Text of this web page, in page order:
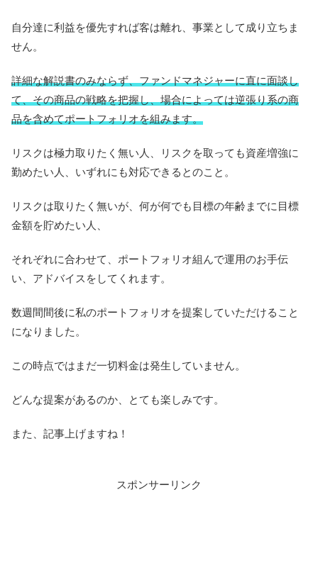
自分達に利益を優先すれば客は離れ、事業として成り立ちま
せん。
詳細な解説書のみならず、ファンドマネジャーに直に面談し
て、その商品の戦略を把握し、場合によっては逆張り系の商
品を含めてポートフォリオを組みます。
リスクは極力取りたく無い人、リスクを取っても資産増強に
勤めたい人、いずれにも対応できるとのこと。
リスクは取りたく無いが、何が何でも目標の年齢までに目標
金額を貯めたい人、
それぞれに合わせて、ポートフォリオ組んで運用のお手伝
い、アドバイスをしてくれます。
数週間間後に私のポートフォリオを提案していただけること
になりました。
この時点ではまだ一切料金は発生していません。
どんな提案があるのか、とても楽しみです。
また、記事上げますね！
スポンサーリンク